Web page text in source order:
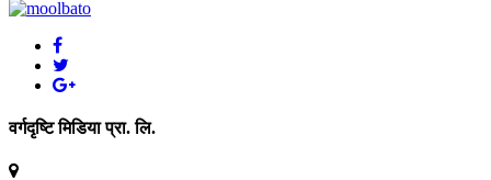
वर्गदृष्टि मिडिया प्रा. लि.